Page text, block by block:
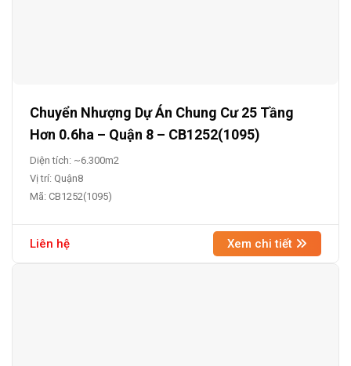
Chuyển Nhượng Dự Án Chung Cư 25 Tầng
Hơn 0.6ha – Quận 8 – CB1252(1095)
Diện tích: ~6.300m2
Vị trí: Quận8
Mã: CB1252(1095)
Liên hệ Xem chi tiết